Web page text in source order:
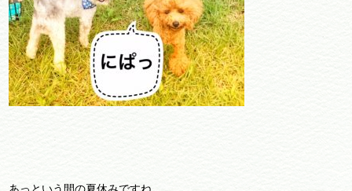
あっという間の夏休みですね。